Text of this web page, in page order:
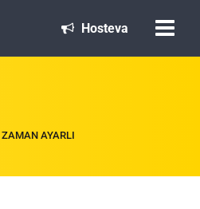
Hosteva
ZAMAN AYARLI